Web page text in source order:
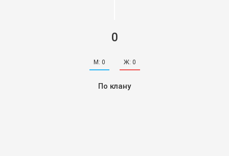
0
М: 0 Ж: 0
По клану